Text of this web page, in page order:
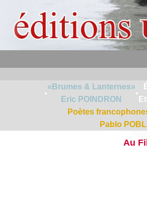
•
«Brumes & Lanternes»
Eric POINDRON
•
Poètes
Pablo
Au